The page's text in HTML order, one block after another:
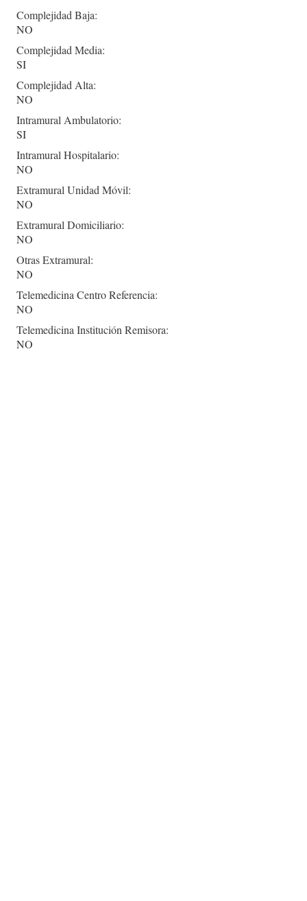
Complejidad Baja:
NO
Complejidad Media:
SI
Complejidad Alta:
NO
Intramural Ambulatorio:
SI
Intramural Hospitalario:
NO
Extramural Unidad Móvil:
NO
Extramural Domiciliario:
NO
Otras Extramural:
NO
Telemedicina Centro Referencia:
NO
Telemedicina Institución Remisora:
NO